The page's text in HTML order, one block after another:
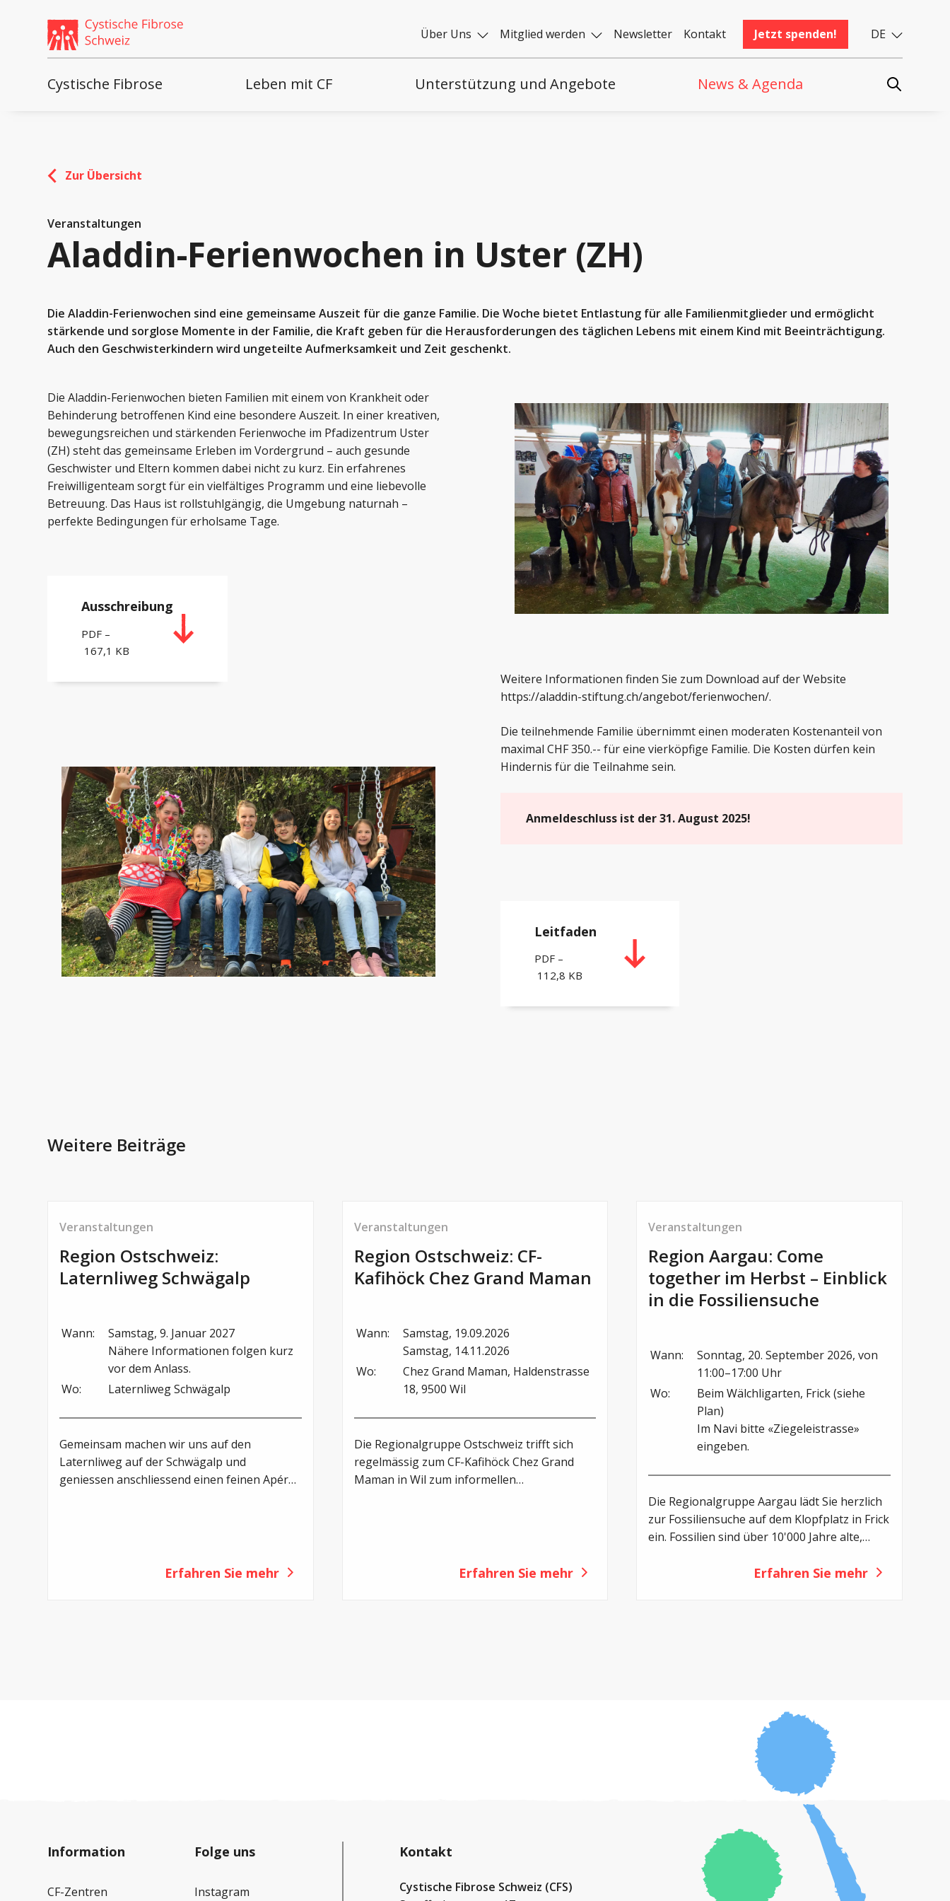
Über Uns Mitglied werden Newsletter Kontakt Jetzt spenden! DE
Cystische Fibrose Leben mit CF Unterstützung und Angebote News & Agenda
Zur Übersicht
Veranstaltungen
Aladdin-Ferienwochen in Uster (ZH)
Die Aladdin-Ferienwochen sind eine gemeinsame Auszeit für die ganze Familie. Die Woche bietet Entlastung für alle Familienmitglieder und ermöglicht
stärkende und sorglose Momente in der Familie, die Kraft geben für die Herausforderungen des täglichen Lebens mit einem Kind mit Beeinträchtigung.
Auch den Geschwisterkindern wird ungeteilte Aufmerksamkeit und Zeit geschenkt.
Die Aladdin-Ferienwochen bieten Familien mit einem von Krankheit oder
Behinderung betroffenen Kind eine besondere Auszeit. In einer kreativen,
bewegungsreichen und stärkenden Ferienwoche im Pfadizentrum Uster
(ZH) steht das gemeinsame Erleben im Vordergrund – auch gesunde
Geschwister und Eltern kommen dabei nicht zu kurz. Ein erfahrenes
Freiwilligenteam sorgt für ein vielfältiges Programm und eine liebevolle
Betreuung. Das Haus ist rollstuhlgängig, die Umgebung naturnah –
perfekte Bedingungen für erholsame Tage.
Ausschreibung
PDF –
167,1 KB
Weitere Informationen finden Sie zum Download auf der Website
https://aladdin-stiftung.ch/angebot/ferienwochen/.
Die teilnehmende Familie übernimmt einen moderaten Kostenanteil von
maximal CHF 350.-- für eine vierköpfige Familie. Die Kosten dürfen kein
Hindernis für die Teilnahme sein.
Anmeldeschluss ist der 31. August 2025!
Leitfaden
PDF –
112,8 KB
Weitere Beiträge
Veranstaltungen
Region Ostschweiz:
Laternliweg Schwägalp
Wann:
Samstag, 9. Januar 2027
Nähere Informationen folgen kurz
vor dem Anlass.
Wo:
Laternliweg Schwägalp
Gemeinsam machen wir uns auf den
Laternliweg auf der Schwägalp und
geniessen anschliessend einen feinen Apéro
Erfahren Sie mehr
Veranstaltungen
Region Ostschweiz: CF-
Kafihöck Chez Grand Maman
Wann:
Samstag, 19.09.2026
Samstag, 14.11.2026
Wo:
Chez Grand Maman, Haldenstrasse
18, 9500 Wil
Die Regionalgruppe Ostschweiz trifft sich
regelmässig zum CF-Kafihöck Chez Grand
Maman in Wil zum informellen
Erfahren Sie mehr
Veranstaltungen
Region Aargau: Come
together im Herbst – Einblick
in die Fossiliensuche
Wann:
Sonntag, 20. September 2026, von
11:00–17:00 Uhr
Wo:
Beim Wälchligarten, Frick (siehe
Plan)
Im Navi bitte «Ziegeleistrasse»
eingeben.
Die Regionalgruppe Aargau lädt Sie herzlich
zur Fossiliensuche auf dem Klopfplatz in Frick
ein. Fossilien sind über 10'000 Jahre alte,
Lebewesen aus vergangenen Erdzeitaltern.
Erfahren Sie mehr
Information
CF-Zentren
Folge uns
Instagram
Kontakt
Cystische Fibrose Schweiz (CFS)